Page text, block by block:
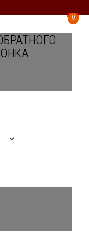
00